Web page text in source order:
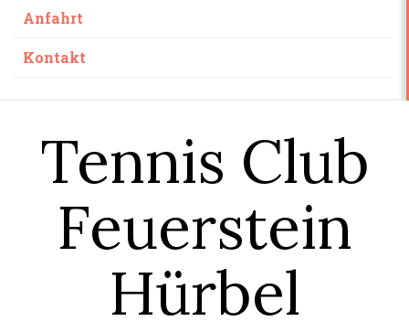
Anfahrt
Kontakt
Tennis Club
Feuerstein
Hürbel